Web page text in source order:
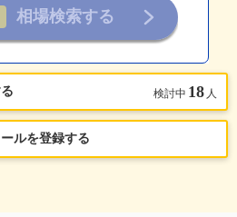
検討中 18 人
ルを登録する